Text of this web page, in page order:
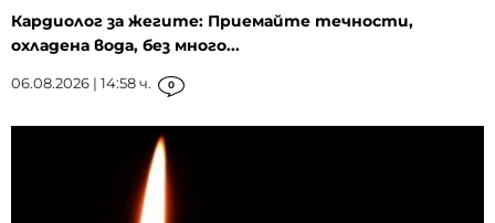
Кардиолог за жегите: Приемайте течности,
охладена вода, без много...
06.08.2026 | 14:58 ч. 0